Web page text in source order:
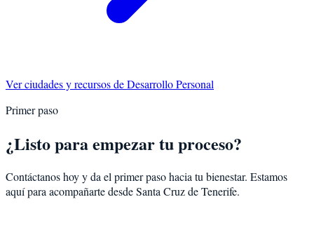
Ver ciudades y recursos deDesarrollo Personal
Primer paso
¿Listo para empezar tu proceso?
Contáctanos hoy y da el primer paso hacia tu bienestar. Estamos
aquí para acompañarte desdeSanta Cruz de Tenerife.